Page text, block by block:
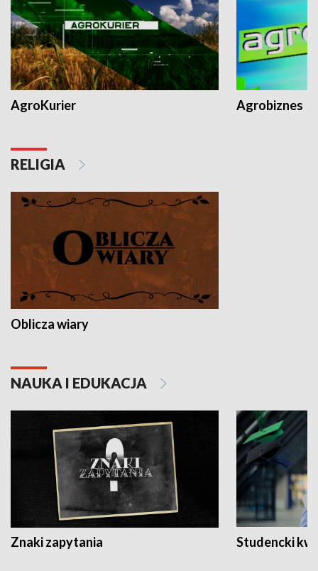
AgroKurier Agrobiznes
RELIGIA
Oblicza wiary
NAUKA I EDUKACJA
Znaki zapytania Studencki